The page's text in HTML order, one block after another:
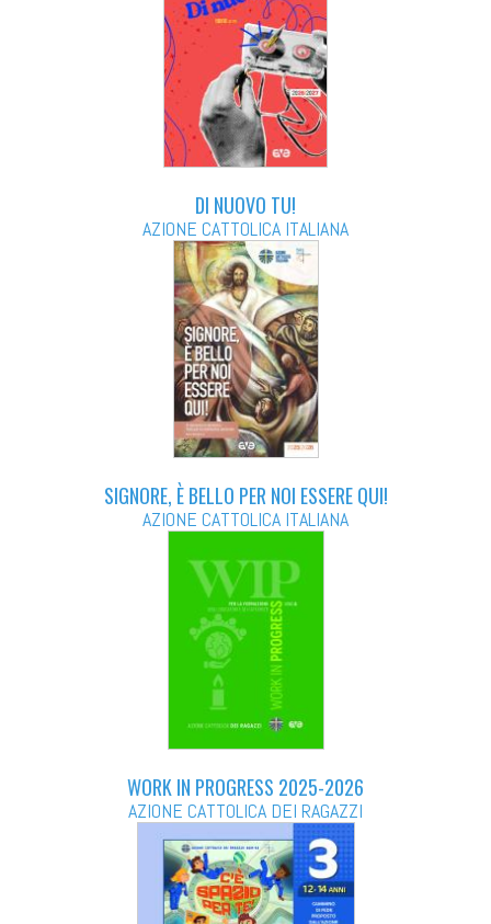
DI NUOVO TU!
AZIONE CATTOLICA ITALIANA
SIGNORE, È BELLO PER NOI ESSERE QUI!
AZIONE CATTOLICA ITALIANA
WORK IN PROGRESS 2025-2026
AZIONE CATTOLICA DEI RAGAZZI